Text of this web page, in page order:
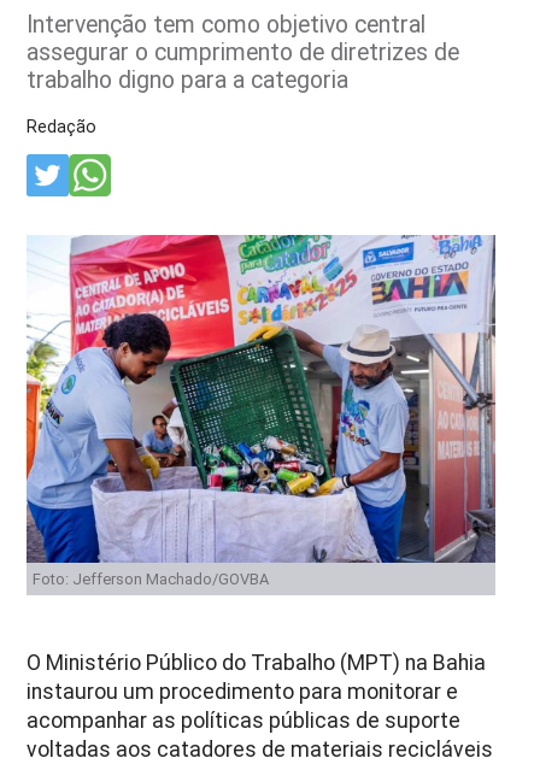
Intervenção tem como objetivo central
assegurar o cumprimento de diretrizes de
trabalho digno para a categoria
Redação
Foto: Jefferson Machado/GOVBA
O Ministério Público do Trabalho (MPT) na Bahia
instaurou um procedimento para monitorar e
acompanhar as políticas públicas de suporte
voltadas aos catadores de materiais recicláveis